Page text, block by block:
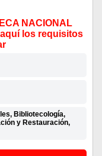
NACIONAL
los requisitos
Bibliotecología,
y Restauración,